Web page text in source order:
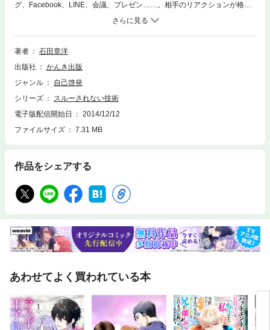
グ、Facebook、LINE、会議、プレゼン……。相手のリアクションが格段
に上がる!人気長寿TV番組の立ち上げ時の企画から現在まで構成を担当し
ている人気放送作家が教える「人の心をつかんで離さない伝え方」の基
本。TV番組は、放送開始直後から視聴率をとり、その数字を維持し、番組
終了まで数字を落とさず、さらに来週も見たいと思わせることができない
ノウハウをTV業界の事例などを交えて、どうすればスルーされず、心をつ
かんで離さないことが出来るのかを伝える。
著者
石田章洋
出版社
かんき出版
ジャンル
自己啓発
シリーズ
スルーされない技術
電子版配信開始日
2014/12/12
ファイルサイズ
7.31 MB
作品をシェアする
あわせてよく買われている本